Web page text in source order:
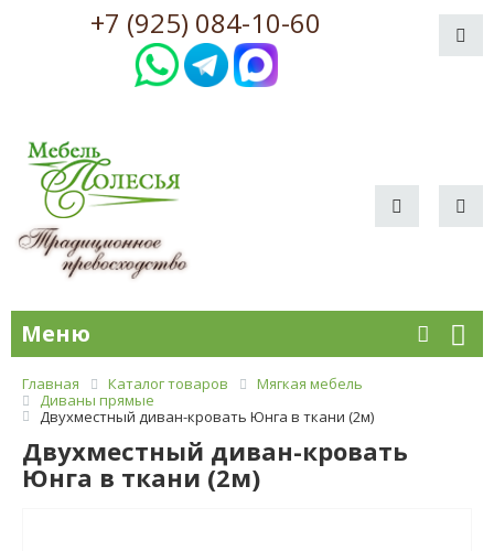
+7 (925) 084-10-60
Меню
Главная Каталог товаров
Мягкая мебель
Диваны прямые
Двухместный диван-кровать Юнга в ткани (2м)
Двухместный диван-кровать
Юнга в ткани (2м)